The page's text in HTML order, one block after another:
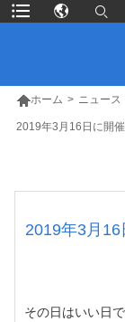
ホーム > ニュース
2019年3月16日に開
2019年3月
その日はいい日で